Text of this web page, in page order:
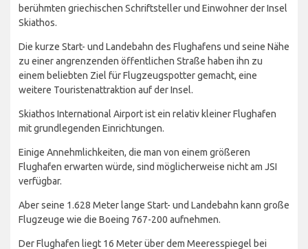
berühmten griechischen Schriftsteller und Einwohner der Insel
Skiathos.
Die kurze Start- und Landebahn des Flughafens und seine Nähe
zu einer angrenzenden öffentlichen Straße haben ihn zu
einem beliebten Ziel für Flugzeugspotter gemacht, eine
weitere Touristenattraktion auf der Insel.
Skiathos International Airport ist ein relativ kleiner Flughafen
mit grundlegenden Einrichtungen.
Einige Annehmlichkeiten, die man von einem größeren
Flughafen erwarten würde, sind möglicherweise nicht am JSI
verfügbar.
Aber seine 1.628 Meter lange Start- und Landebahn kann große
Flugzeuge wie die Boeing 767-200 aufnehmen.
Der Flughafen liegt 16 Meter über dem Meeresspiegel bei